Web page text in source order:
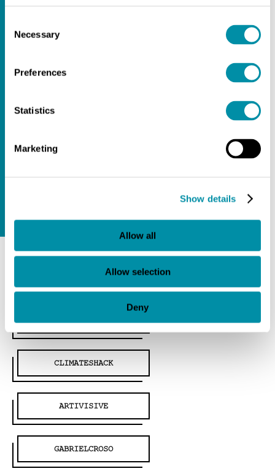
Selection
Necessary
Preferences
Statistics
Marketing
Show details
Allow all
Allow selection
Deny
FONDAZIONEPISTOLETTO
FILOSOFIA
ALTERAZIONIVIDEO
CLIMATESHACK
ARTIVISIVE
GABRIELCROSO